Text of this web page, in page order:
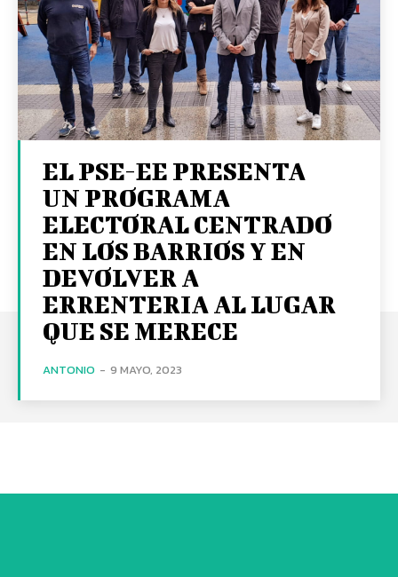
EL PSE-EE PRESENTA
UN PROGRAMA
ELECTORAL CENTRADO
EN LOS BARRIOS Y EN
DEVOLVER A
ERRENTERIA AL LUGAR
QUE SE MERECE
ANTONIO - 9 MAYO, 2023